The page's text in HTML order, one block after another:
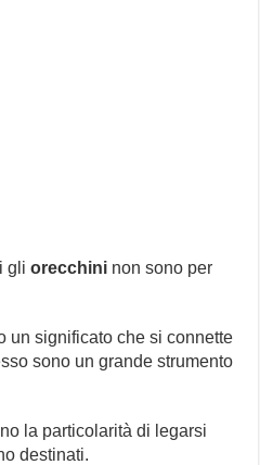
gliorecchini non sono per
un significato che si connette
sono un grande strumento
la particolarità di legarsi
destinati.